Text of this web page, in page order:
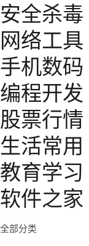
安全杀毒
网络工具
手机数码
编程开发
股票行情
生活常用
教育学习
软件之家
全部分类